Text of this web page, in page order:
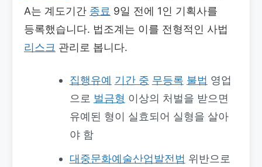
A는 계도기간 종료 9일 전에 1인 기획사를
등록했습니다. 법조계는 이를 전형적인 사법
리스크 관리로 봅니다.
집행유예 기간 중 무등록 불법 영업
으로 벌금형 이상의 처벌을 받으면
유예된 형이 실효되어 실형을 살아
야 함
대중문화예술산업발전법 위반으로